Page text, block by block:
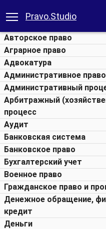
Pravo.Studio
Авторское право
Аграрное право
Адвокатура
Административное право
Административный
Арбитражный
процесс
Аудит
Банковская система
Банковское право
Бухгалтерский учет
Военное право
Гражданское право и
Денежное обращение,
кредит
Деньги